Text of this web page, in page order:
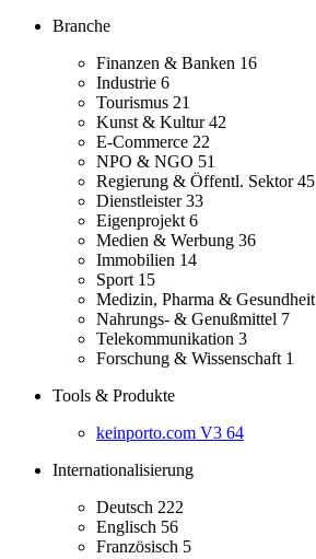
Branche
Finanzen & Banken 16
Industrie 6
Tourismus 21
Kunst & Kultur42
E-Commerce 22
NPO & NGO 51
Regierung & Öffentl. Sektor45
Dienstleister33
Eigenprojekt 6
Medien & Werbung 36
Immobilien 14
Sport 15
Medizin, Pharma & Gesundheit
Nahrungs- & Genußmittel 7
Telekommunikation 3
Forschung & Wissenschaft 1
Tools & Produkte
keinporto.com V3 64
Internationalisierung
Deutsch 222
Englisch 56
Französisch 5